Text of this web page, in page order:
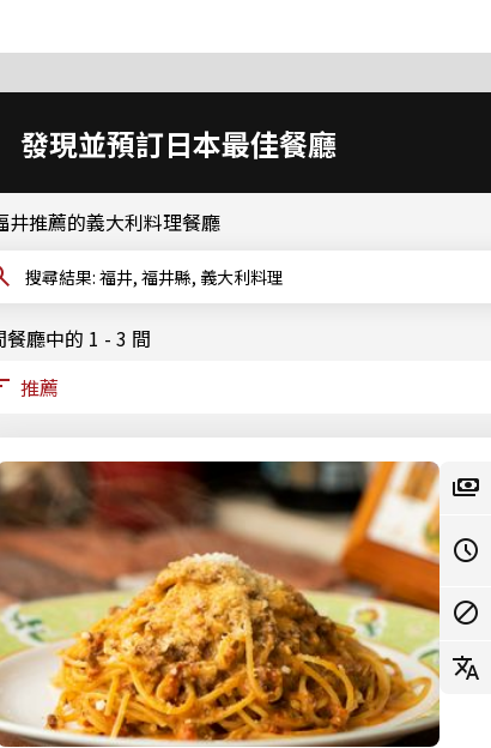
發現並預訂日本最佳餐廳
井推薦的義大利料理餐廳
搜尋結果: 福井, 福井縣, 義大利料理
餐廳中的 1 - 3 間